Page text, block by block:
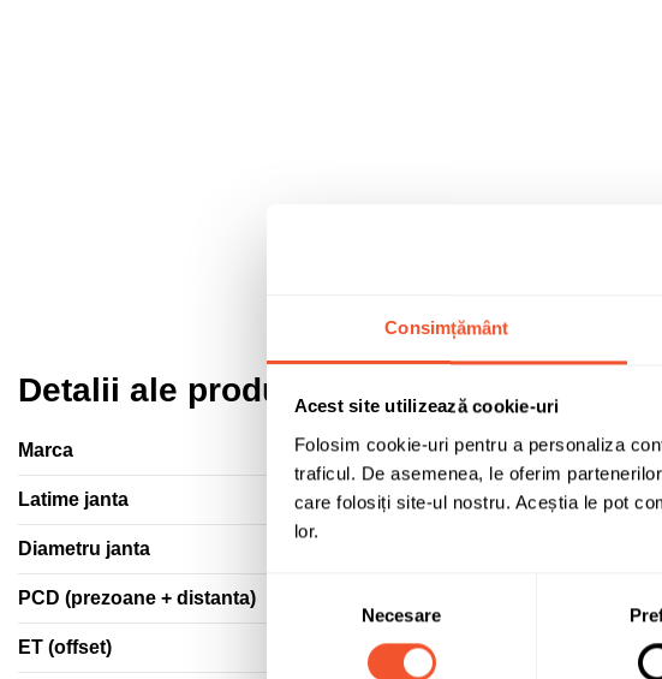
Consimțământ
Acest site utilizează cookie-uri
Folosim cookie-uri pentru a personaliza
traficul. De asemenea, le oferim
care folosiți site-ul nostru. Aceștia le pot
lor.
consimțământului
Necesare
Detalii ale produsului
Marca
Latime janta
Diametru janta
PCD (prezoane + distanta)
ET (offset)